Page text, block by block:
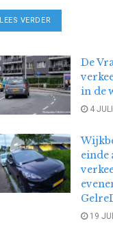
LEES VERDER
De
in de
4
einde
19